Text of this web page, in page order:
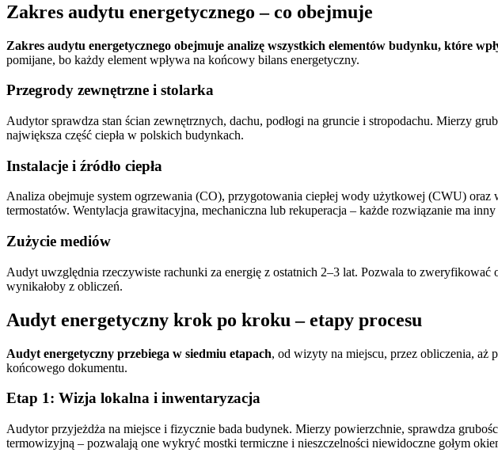
Zakres audytu energetycznego – co obejmuje
Zakres audytu energetycznego obejmuje analizę wszystkich elementów budynku, które
pomijane, bo każdy element wpływa na końcowy bilans energetyczny.
Przegrody zewnętrzne i stolarka
Audytor sprawdza stan ścian zewnętrznych, dachu, podłogi na gruncie i stropodachu. Mierzy
największa część ciepła w polskich budynkach.
Instalacje i źródło ciepła
Analiza obejmuje system ogrzewania (CO), przygotowania ciepłej wody użytkowej (CWU) oraz
termostatów. Wentylacja grawitacyjna, mechaniczna lub rekuperacja – każde rozwiązanie ma
Zużycie mediów
Audyt uwzględnia rzeczywiste rachunki za energię z ostatnich 2–3 lat. Pozwala to
wynikałoby z obliczeń.
Audyt energetyczny krok po kroku – etapy procesu
Audyt energetyczny przebiega w siedmiu etapach, od wizyty na miejscu, przez obliczenia, aż
końcowego dokumentu.
Etap 1: Wizja lokalna i inwentaryzacja
Audytor przyjeżdża na miejsce i fizycznie bada budynek. Mierzy powierzchnie, sprawdza
termowizyjną – pozwalają one wykryć mostki termiczne i nieszczelności niewidoczne gołym